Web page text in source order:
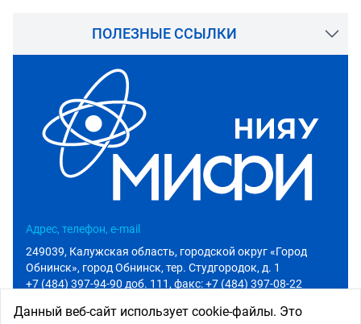
ПОЛЕЗНЫЕ ССЫЛКИ
Адрес, телефон, e-mail
249039, Калужская область, городской округ «Город
Обнинск», город Обнинск, тер. Студгородок, д. 1
+7 (484) 397-94-90 доб. 111 , факс: +7 (484) 397-08-22
Данный веб-сайт использует cookie-файлы. Это